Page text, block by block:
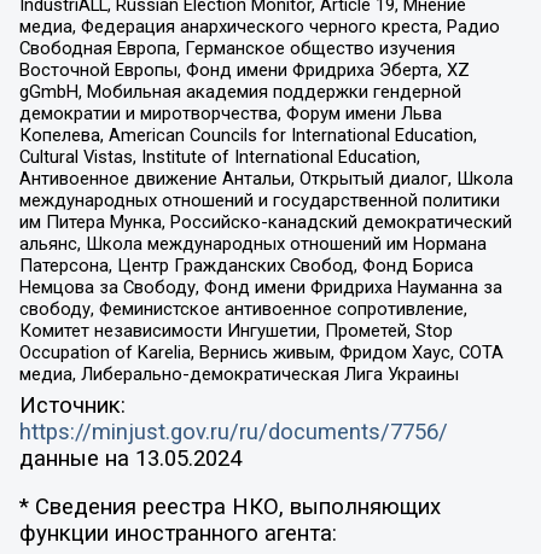
IndustriALL, Russian Election Monitor, Article 19, Мнение
медиа, Федерация анархического черного креста, Радио
Свободная Европа, Германское общество изучения
Восточной Европы, Фонд имени Фридриха Эберта, XZ
gGmbH, Мобильная академия поддержки гендерной
демократии и миротворчества, Форум имени Льва
Копелева, American Councils for International Education,
Cultural Vistas, Institute of International Education,
Антивоенное движение Антальи, Открытый диалог, Школа
международных отношений и государственной политики
им Питера Мунка, Российско-канадский демократический
альянс, Школа международных отношений им Нормана
Патерсона, Центр Гражданских Свобод, Фонд Бориса
Немцова за Свободу, Фонд имени Фридриха Науманна за
свободу, Феминистское антивоенное сопротивление,
Комитет независимости Ингушетии, Прометей, Stop
Occupation of Karelia, Вернись живым, Фридом Хаус, СОТА
медиа, Либерально-демократическая Лига Украины
Источник:
https://minjust.gov.ru/ru/documents/7756/
данные на 13.05.2024
* Сведения реестра НКО, выполняющих
функции иностранного агента: